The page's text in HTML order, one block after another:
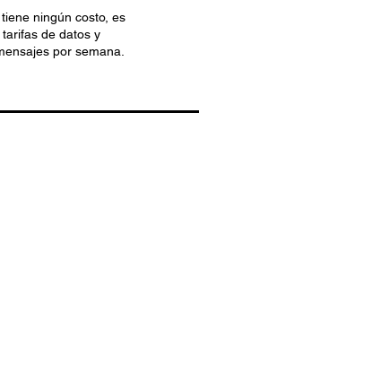
ningún costo, es
de datos y
por semana.